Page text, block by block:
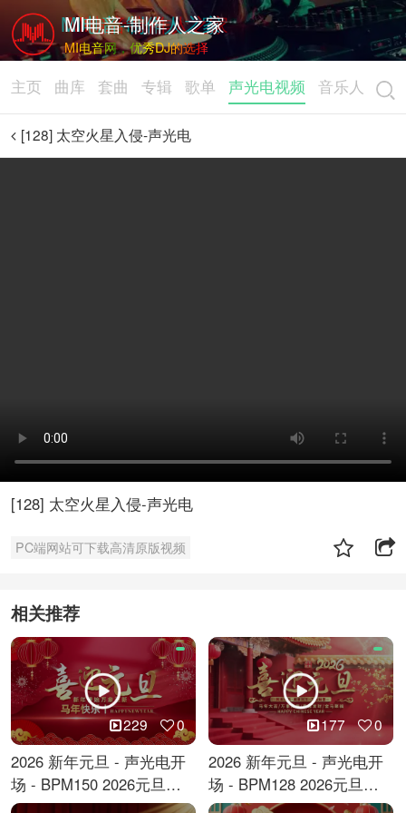
MI电音-制作人之家
MI电音网，优秀DJ的选择
主页 曲库 套曲 专辑 歌单 声光电视频 音乐人
[128] 太空火星入侵-声光电
[128] 太空火星入侵-声光电
PC端网站可下载高清原版视频
相关推荐
229 0
2026 新年元旦 - 声光电开
场 - BPM150 2026元旦跨
年倒计时
177 0
2026 新年元旦 - 声光电开
场 - BPM128 2026元旦马
年